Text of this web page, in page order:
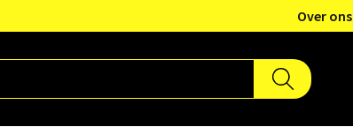
Over ons